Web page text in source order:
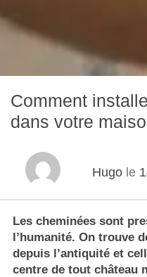
Comment
dans votre
Hugo le
Les cheminées sont
l’humanité. On trouve
depuis l’antiquité et
centre de tout château